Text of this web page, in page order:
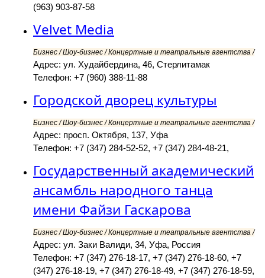
(963) 903-87-58
Velvet Media
Бизнес / Шоу-бизнес / Концертные и театральные агентства /
Адрес: ул. Худайбердина, 46, Стерлитамак
Телефон: +7 (960) 388-11-88
Городской дворец культуры
Бизнес / Шоу-бизнес / Концертные и театральные агентства /
Адрес: просп. Октября, 137, Уфа
Телефон: +7 (347) 284-52-52, +7 (347) 284-48-21,
Государственный академический
ансамбль народного танца
имени Файзи Гаскарова
Бизнес / Шоу-бизнес / Концертные и театральные агентства /
Адрес: ул. Заки Валиди, 34, Уфа, Россия
Телефон: +7 (347) 276-18-17, +7 (347) 276-18-60, +7
(347) 276-18-19, +7 (347) 276-18-49, +7 (347) 276-18-59,